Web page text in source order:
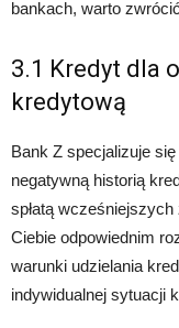
bankach, warto
3.1 Kredyt dla
kredytową
Bank Z specjalizuje
negatywną historią
spłatą
Ciebie odpowiednim
warunki udzielania
indywidualnej sytuacji